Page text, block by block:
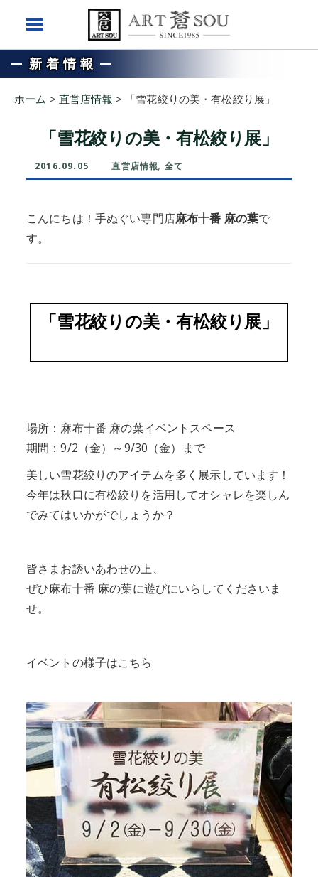
新着情報
ホーム > 直営店情報 > 「雪花絞りの美・有松絞り展」
「雪花絞りの美・有松絞り展」
2016.09.05 直営店情報, 全て
こんにちは！手ぬぐい専門店麻布十番 麻の葉で
す。
「雪花絞りの美・有松絞り展」
場所：麻布十番 麻の葉イベントスペース
期間：9/2（金）～9/30（金）まで
美しい雪花絞りのアイテムを多く展示しています！
今年は秋口に有松絞りを活用してオシャレを楽しん
でみてはいかがでしょうか？
皆さまお誘いあわせの上、
ぜひ麻布十番 麻の葉に遊びにいらしてくださいま
せ。
イベントの様子はこちら